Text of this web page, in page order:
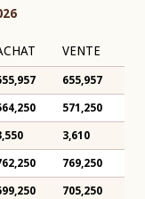
VENTE
655,957
571,250
3,610
769,250
705,250